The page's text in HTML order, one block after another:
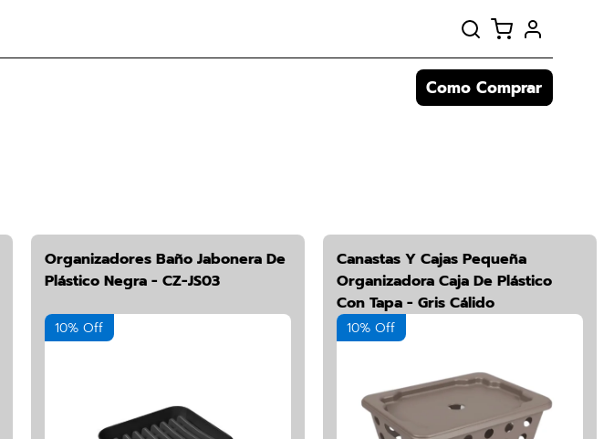
Como Comprar
Organizadores Baño Jabonera De
Plástico Negra - CZ-JS03
10% Off
Canastas Y Cajas Pequeña
Organizadora Caja De Plástico
Con Tapa - Gris Cálido
10% Off